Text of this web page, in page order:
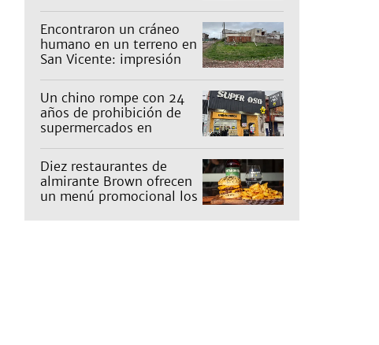
familia
Encontraron un cráneo
humano en un terreno en
San Vicente: impresión
Un chino rompe con 24
años de prohibición de
supermercados en
Diez restaurantes de
almirante Brown ofrecen
un menú promocional los